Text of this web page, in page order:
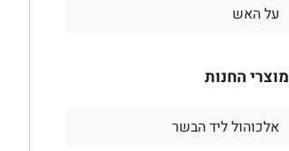
על האש
מוצרי החנות
אלכוהול ליד הבשר